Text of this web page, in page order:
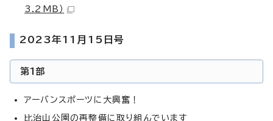
3.2MB）
2023年11月15日号
第1部
アーバンスポーツに大興奮！
比治山公園の再整備に取り組んでいます